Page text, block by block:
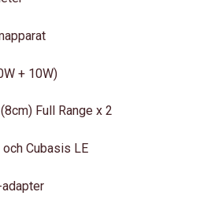
+ 10W)
Full Range x 2
Cubasis LE